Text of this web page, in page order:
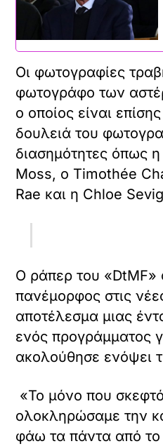
Οι φωτογραφίες
φωτογράφο των
ο οποίος είναι
δουλειά του
διασημότητες όπως
Moss, ο Timothée
Rae και η Chloe
Ο ράπερ του «DtMF»
πανέμορφος στις
αποτέλεσμα μιας
ενός προγράμματος
ακολούθησε ενόψει
«Το μόνο που
ολοκληρώσαμε την
φάω τα πάντα από το